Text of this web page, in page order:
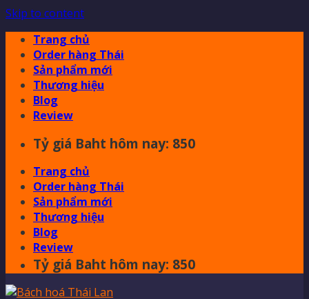
Skip to content
Trang chủ
Order hàng Thái
Sản phẩm mới
Thương hiệu
Blog
Review
Tỷ giá Baht hôm nay: 850
Trang chủ
Order hàng Thái
Sản phẩm mới
Thương hiệu
Blog
Review
Tỷ giá Baht hôm nay: 850